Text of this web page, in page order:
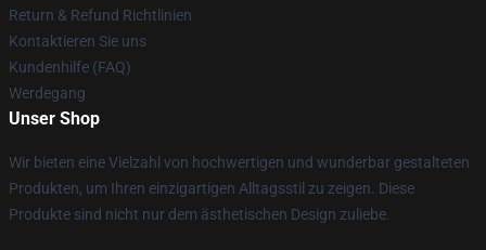
Return & Refund Richtlinien
Kontaktieren Sie uns
Kundenhilfe (FAQ)
Werdegang
Unser Shop
Wir bieten eine Vielzahl von hochwertigen und wunderbar gestalteten
Produkten, um Ihren einzigartigen Alltagsstil zu zeigen. Diese
Produkte sind nicht nur dem ästhetischen Design zuliebe.